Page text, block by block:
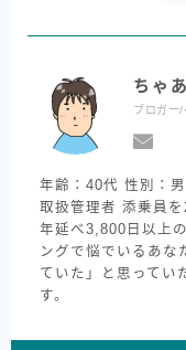
ちゃ
ブロガー
年齢：40代 性別：
取扱管理者 添乗員
年延べ3,800日以上
ングで悩でいるあな
ていた」と思ってい
す。